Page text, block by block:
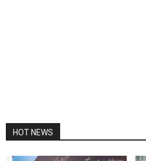
HOT NEWS